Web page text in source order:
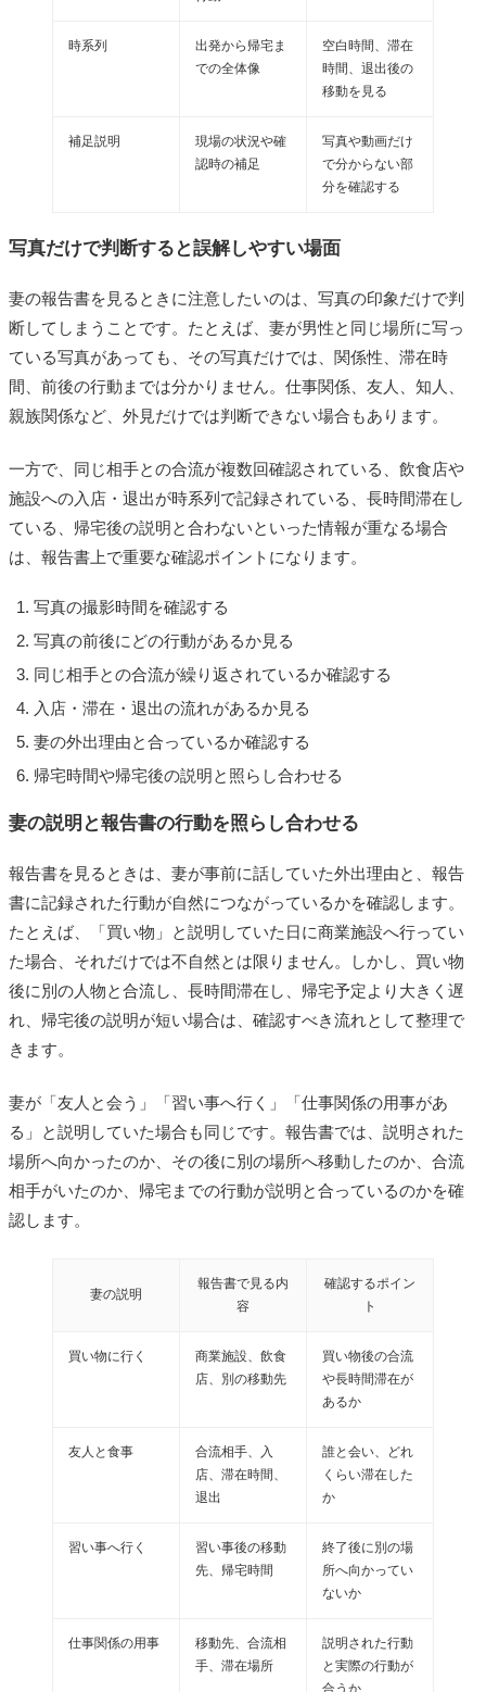
時系列
出発から帰宅ま
での全体像
空白時間、滞在
時間、退出後の
移動を見る
補足説明
現場の状況や確
認時の補足
写真や動画だけ
で分からない部
分を確認する
写真だけで判断すると誤解しやすい場面
妻の報告書を見るときに注意したいのは、写真の印象だけで判
断してしまうことです。たとえば、妻が男性と同じ場所に写っ
ている写真があっても、その写真だけでは、関係性、滞在時
間、前後の行動までは分かりません。仕事関係、友人、知人、
親族関係など、外見だけでは判断できない場合もあります。
一方で、同じ相手との合流が複数回確認されている、飲食店や
施設への入店・退出が時系列で記録されている、長時間滞在し
ている、帰宅後の説明と合わないといった情報が重なる場合
は、報告書上で重要な確認ポイントになります。
写真の撮影時間を確認する
写真の前後にどの行動があるか見る
同じ相手との合流が繰り返されているか確認する
入店・滞在・退出の流れがあるか見る
妻の外出理由と合っているか確認する
帰宅時間や帰宅後の説明と照らし合わせる
妻の説明と報告書の行動を照らし合わせる
報告書を見るときは、妻が事前に話していた外出理由と、報告
書に記録された行動が自然につながっているかを確認します。
たとえば、「買い物」と説明していた日に商業施設へ行ってい
た場合、それだけでは不自然とは限りません。しかし、買い物
後に別の人物と合流し、長時間滞在し、帰宅予定より大きく遅
れ、帰宅後の説明が短い場合は、確認すべき流れとして整理で
きます。
妻が「友人と会う」「習い事へ行く」「仕事関係の用事があ
る」と説明していた場合も同じです。報告書では、説明された
場所へ向かったのか、その後に別の場所へ移動したのか、合流
相手がいたのか、帰宅までの行動が説明と合っているのかを確
認します。
妻の説明
報告書で見る内
容
確認するポイン
ト
買い物に行く
商業施設、飲食
店、別の移動先
買い物後の合流
や長時間滞在が
あるか
友人と食事
合流相手、入
店、滞在時間、
退出
誰と会い、どれ
くらい滞在した
か
習い事へ行く
習い事後の移動
先、帰宅時間
終了後に別の場
所へ向かってい
ないか
仕事関係の用事
移動先、合流相
手、滞在場所
説明された行動
と実際の行動が